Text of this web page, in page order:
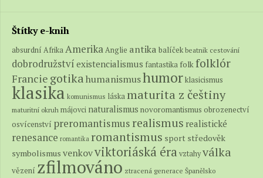
Štítky e-knih
absurdní AfrikaAmerikaAnglie antika balíček beatnik cestování
dobrodružství existencialismus fantastika folkfolklór
Francie gotikahumanismushumorklasicismus
klasika komunismus láskamaturita z češtiny
maturitní okruh májovci naturalismus novoromantismus obrozenectví
osvícenství preromantismus realismus realistické
renesance romantika romantismus sport středověk
symbolismus venkovviktoriáská éravztahyválka
vězení zfilmováno ztracená generace Španělsko